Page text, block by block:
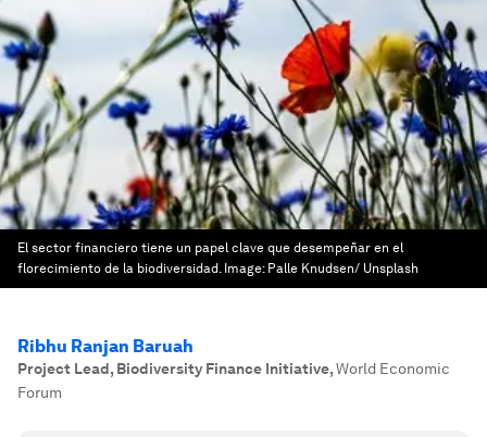
El sector financiero tiene un papel clave que desempeñar en el
florecimiento de la biodiversidad. Image: Palle Knudsen/ Unsplash
Ribhu Ranjan Baruah
‪Project Lead, Biodiversity Finance Initiative,World Economic
Forum